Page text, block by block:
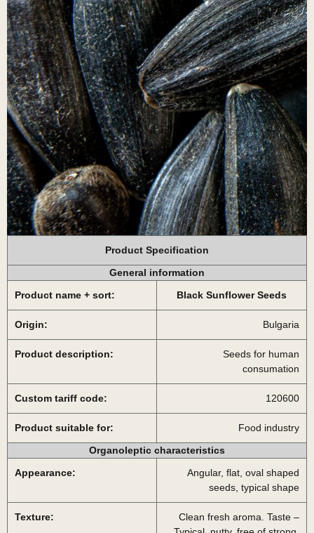
Product Specification
General information
Product name + sort:
Black Sunflower Seeds
Origin: Bulgaria
Product description:
Seeds for human
consumation
Custom tariff code: 120600
Product suitable for:
Food industry
Organoleptic characteristics
Appearance:
Angular, flat, oval shaped
seeds, typical shape
Texture:
Clean fresh aroma. Taste –